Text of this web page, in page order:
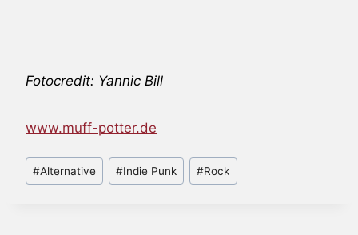
Fotocredit: Yannic Bill
www.muff-potter.de
Schlagworte:
#Alternative #Indie Punk #Rock